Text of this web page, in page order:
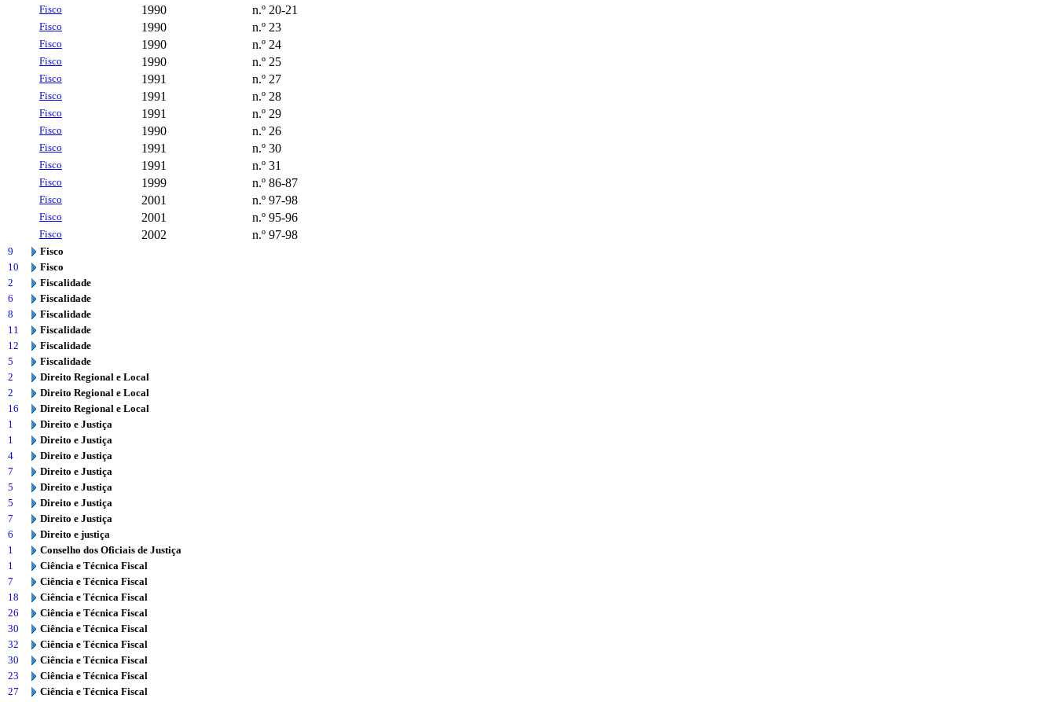
Fisco 1990 n.º 20-21
Fisco 1990 n.º 23
Fisco 1990 n.º 24
Fisco 1990 n.º 25
Fisco 1991 n.º 27
Fisco 1991 n.º 28
Fisco 1991 n.º 29
Fisco 1990 n.º 26
Fisco 1991 n.º 30
Fisco 1991 n.º 31
Fisco 1999 n.º 86-87
Fisco 2001 n.º 97-98
Fisco 2001 n.º 95-96
Fisco 2002 n.º 97-98
9
Fisco
10
Fisco
2
Fiscalidade
6
Fiscalidade
8
Fiscalidade
11
Fiscalidade
12
Fiscalidade
5
Fiscalidade
2
Direito Regional e Local
2
Direito Regional e Local
16
Direito Regional e Local
1
Direito e Justiça
1
Direito e Justiça
4
Direito e Justiça
7
Direito e Justiça
5
Direito e Justiça
5
Direito e Justiça
7
Direito e Justiça
6
Direito e justiça
1
Conselho dos Oficiais de Justiça
1
Ciência e Técnica Fiscal
7
Ciência e Técnica Fiscal
18
Ciência e Técnica Fiscal
26
Ciência e Técnica Fiscal
30
Ciência e Técnica Fiscal
32
Ciência e Técnica Fiscal
30
Ciência e Técnica Fiscal
23
Ciência e Técnica Fiscal
27
Ciência e Técnica Fiscal